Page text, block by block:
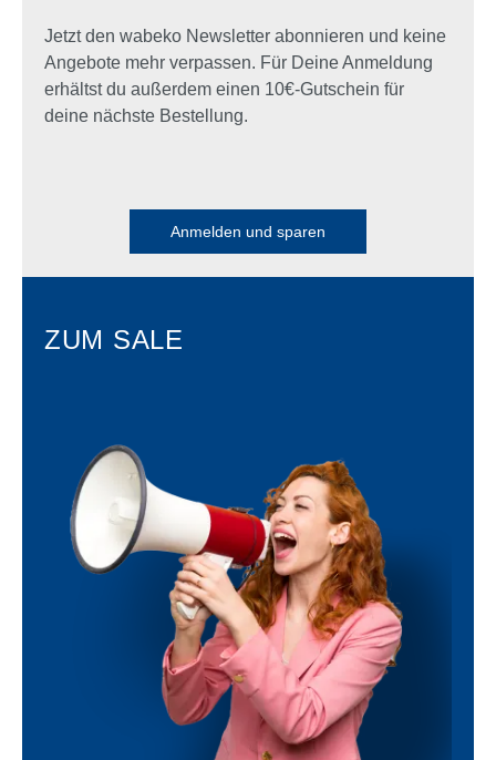
Jetzt den wabeko Newsletter abonnieren und keine
Angebote mehr verpassen. Für Deine Anmeldung
erhältst du außerdem einen 10€-Gutschein für
deine nächste Bestellung.
Anmelden und sparen
ZUM SALE